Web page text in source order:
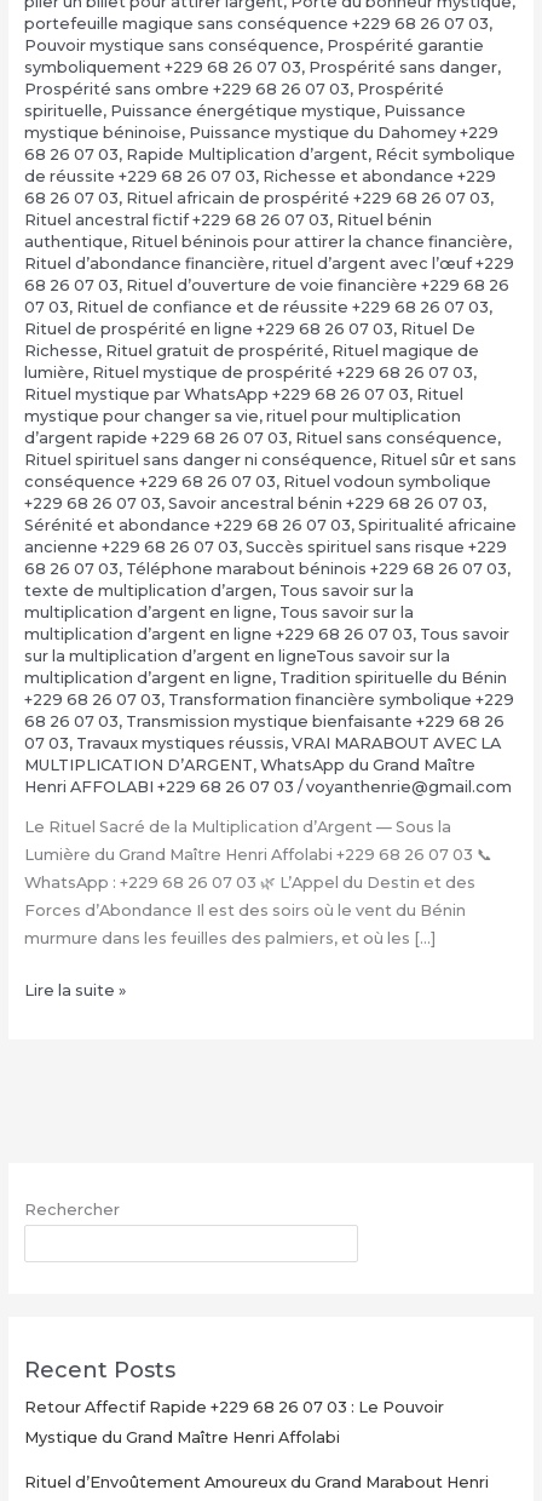
portefeuille magique sans conséquence +229 68 26 07 03,
Pouvoir mystique sans conséquence, Prospérité garantie
symboliquement +229 68 26 07 03, Prospérité sans danger,
Prospérité sans ombre +229 68 26 07 03, Prospérité
spirituelle, Puissance énergétique mystique, Puissance
mystique béninoise, Puissance mystique du Dahomey +229
68 26 07 03, Rapide Multiplication d’argent, Récit symbolique
de réussite +229 68 26 07 03, Richesse et abondance +229
68 26 07 03, Rituel africain de prospérité +229 68 26 07 03,
Rituel ancestral fictif +229 68 26 07 03, Rituel bénin
authentique, Rituel béninois pour attirer la chance financière,
Rituel d’abondance financière, rituel d’argent avec l’œuf +229
68 26 07 03, Rituel d’ouverture de voie financière +229 68 26
07 03, Rituel de confiance et de réussite +229 68 26 07 03,
Rituel de prospérité en ligne +229 68 26 07 03, Rituel De
Richesse, Rituel gratuit de prospérité, Rituel magique de
lumière, Rituel mystique de prospérité +229 68 26 07 03,
Rituel mystique par WhatsApp +229 68 26 07 03, Rituel
mystique pour changer sa vie, rituel pour multiplication
d’argent rapide +229 68 26 07 03, Rituel sans conséquence,
Rituel spirituel sans danger ni conséquence, Rituel sûr et sans
conséquence +229 68 26 07 03, Rituel vodoun symbolique
+229 68 26 07 03, Savoir ancestral bénin +229 68 26 07 03,
Sérénité et abondance +229 68 26 07 03, Spiritualité africaine
ancienne +229 68 26 07 03, Succès spirituel sans risque +229
68 26 07 03, Téléphone marabout béninois +229 68 26 07 03,
texte de multiplication d’argen, Tous savoir sur la
multiplication d’argent en ligne, Tous savoir sur la
multiplication d’argent en ligne +229 68 26 07 03, Tous savoir
sur la multiplication d’argent en ligneTous savoir sur la
multiplication d’argent en ligne, Tradition spirituelle du Bénin
+229 68 26 07 03, Transformation financière symbolique +229
68 26 07 03, Transmission mystique bienfaisante +229 68 26
07 03, Travaux mystiques réussis, VRAI MARABOUT AVEC LA
MULTIPLICATION D’ARGENT, WhatsApp du Grand Maître
Henri AFFOLABI +229 68 26 07 03 /voyanthenrie@gmail.com
Le Rituel Sacré de la Multiplication d’Argent — Sous la
Lumière du Grand Maître Henri Affolabi +229 68 26 07 03 📞
WhatsApp : +229 68 26 07 03 🌿 L’Appel du Destin et des
Forces d’Abondance Il est des soirs où le vent du Bénin
murmure dans les feuilles des palmiers, et où les […]
La
Henri
–
et
Ultra-
Rapide
Multiplier
Lire la suite »
Rechercher
Recent Posts
Retour Affectif Rapide +229 68 26 07 03 : Le Pouvoir
Mystique du Grand Maître Henri Affolabi
Rituel d’Envoûtement Amoureux du Grand Marabout Henri